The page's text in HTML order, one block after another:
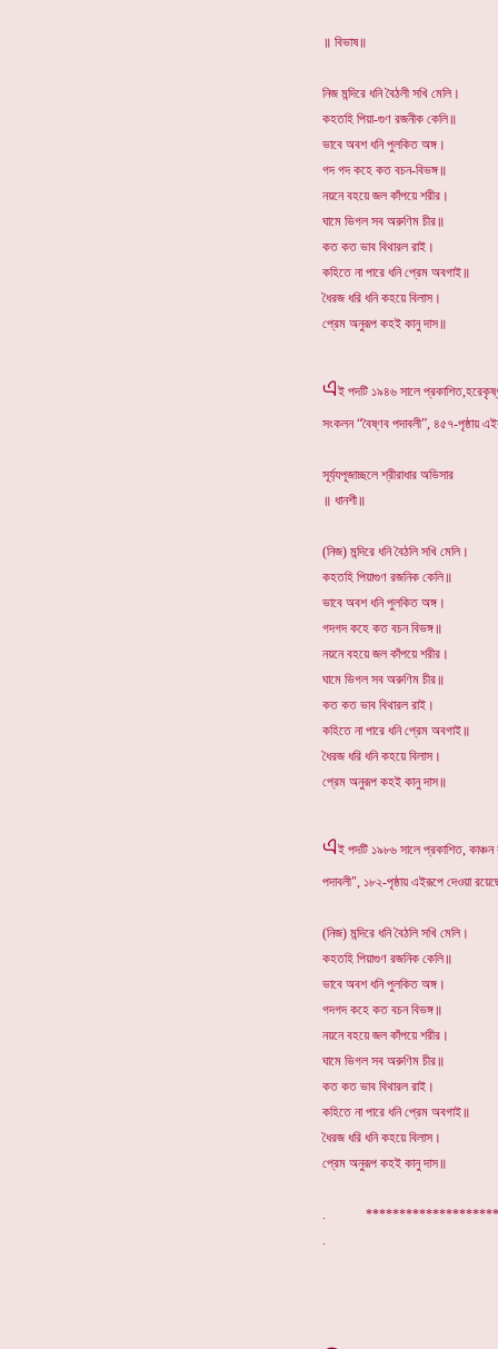
॥ বিভাষ॥
নিজ মন্দিরে ধনি বৈঠলী সখি মেলি।
কহতহি পিয়া-গুণ রজনীক কেলি॥
ভাবে অবশ ধনি পুলকিত অঙ্গ।
গদ গদ কহে কত বচন-বিভঙ্গ॥
নয়নে বহয়ে জল কাঁপয়ে শরীর।
ঘামে ভিগল সব অরুণিম চীর॥
কত কত ভাব বিথারল রাই।
কহিতে না পারে ধনি প্রেম অবগাই॥
ধৈরজ ধরি ধনি কহয়ে বিলাস।
প্রেম অনুরূপ কহই কানু দাস॥
এই পদটি ১৯৪৬ সালে
সংকলন “বৈষ্ণব পদাবলী”, ৪৫৭-পৃষ্ঠায়
সূর্য্যপূজাচ্ছলে শ্রীরাধার অভিসার
॥ ধানশী॥
(নিজ) মন্দিরে ধনি বৈঠলি সখি মেলি।
কহতহি পিয়াগুণ রজনিক কেলি॥
ভাবে অবশ ধনি পুলকিত অঙ্গ।
গদগদ কহে কত বচন বিভঙ্গ॥
নয়নে বহয়ে জল কাঁপয়ে শরীর।
ঘামে ভিগল সব অরুণিম চীর॥
কত কত ভাব বিথারল রাই।
কহিতে না পারে ধনি প্রেম অবগাই॥
ধৈরজ ধরি ধনি কহয়ে বিলাস।
প্রেম অনুরূপ কহই কানু দাস॥
এই পদটি ১৯৮৬ সালে প্রকাশিত,
পদাবলী", ১৮২-পৃষ্ঠায় এইরূপে দেওয়া
(নিজ) মন্দিরে ধনি বৈঠলি সখি মেলি।
কহতহি পিয়াগুণ রজনিক কেলি॥
ভাবে অবশ ধনি পুলকিত অঙ্গ।
গদগদ কহে কত বচন বিভঙ্গ॥
নয়নে বহয়ে জল কাঁপয়ে শরীর।
ঘামে ভিগল সব অরুণিম চীর॥
কত কত ভাব বিথারল রাই।
কহিতে না পারে ধনি প্রেম অবগাই॥
ধৈরজ ধরি ধনি কহয়ে বিলাস।
প্রেম অনুরূপ কহই কানু দাস॥
.